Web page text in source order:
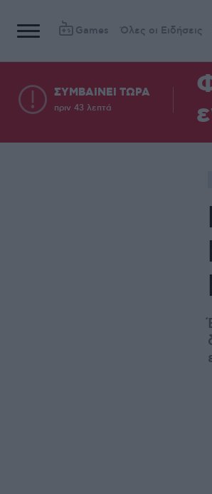
Games Όλες οι Ειδήσεις
ΣΥΜΒΑΙΝΕΙ ΤΩΡΑ
πριν 43 λεπτά